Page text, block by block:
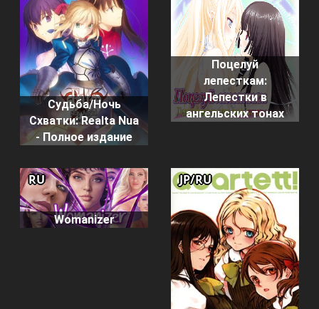
Судьба/Ночь
Схватки: Realta Nua
- Полное издание
Поцелуй
лепесткам:
Лепестки в
ангельских тонах
Womanizer
RU JP/RU